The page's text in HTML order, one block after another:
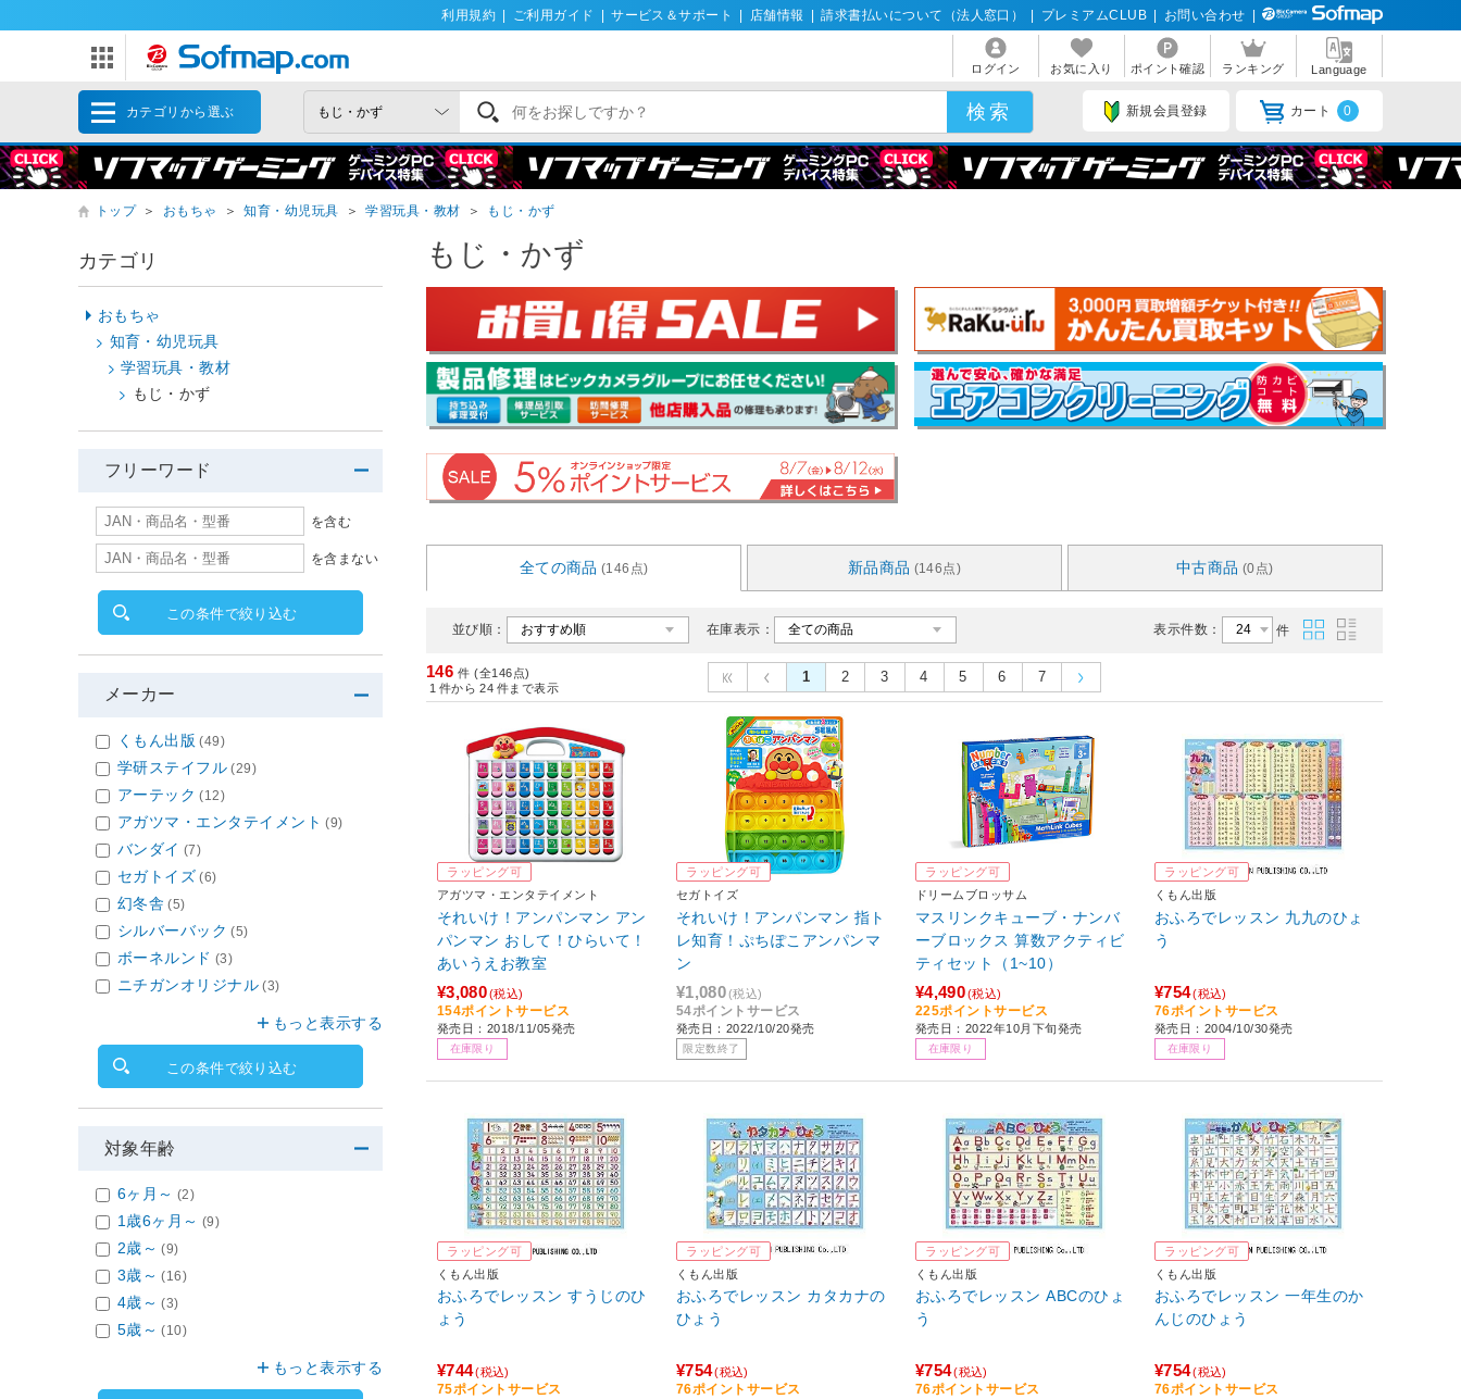
利用規約 ご利用ガイド サービス＆サポート 店舗情報 請求書払いについて（法人窓口） プレミアムCLUB お問い合わせ
ログイン お気に入り ポイント確認 ランキング Language
カテゴリから選ぶ 新規会員登録 カート 0
トップ ＞ おもちゃ ＞ 知育・幼児玩具 ＞ 学習玩具・教材 ＞ もじ・かず
もじ・かず
全ての商品 (146点) 新品商品 (146点) 中古商品 (0点)
並び順： 在庫表示： 表示件数： 件
146 件 (全146点)
1 件から 24 件まで表示
1 2 3 4 5 6 7
ラッピング可
アガツマ・エンタテイメント
それいけ！アンパンマン アン
パンマン おして！ひらいて！
あいうえお教室
¥3,080(税込)
154ポイントサービス
発売日：2018/11/05発売
在庫限り
ラッピング可
セガトイズ
それいけ！アンパンマン 指ト
レ知育！ぷちぽこアンパンマ
ン
¥1,080(税込)
54ポイントサービス
発売日：2022/10/20発売
限定数終了
ラッピング可
ドリームブロッサム
マスリンクキューブ・ナンバ
ーブロックス 算数アクティビ
ティセット（1~10）
¥4,490(税込)
225ポイントサービス
発売日：2022年10月下旬発売
在庫限り
ラッピング可
くもん出版
おふろでレッスン 九九のひょ
う
¥754(税込)
76ポイントサービス
発売日：2004/10/30発売
在庫限り
ラッピング可
くもん出版
おふろでレッスン すうじのひ
ょう
¥744(税込)
75ポイントサービス
ラッピング可
くもん出版
おふろでレッスン カタカナの
ひょう
¥754(税込)
76ポイントサービス
ラッピング可
くもん出版
おふろでレッスン ABCのひょ
う
¥754(税込)
76ポイントサービス
ラッピング可
くもん出版
おふろでレッスン 一年生のか
んじのひょう
¥754(税込)
76ポイントサービス
カテゴリ
おもちゃ
知育・幼児玩具
学習玩具・教材
もじ・かず
フリーワード
を含む
を含まない
この条件で絞り込む
メーカー
くもん出版 (49)
学研ステイフル (29)
アーテック (12)
アガツマ・エンタテイメント (9)
バンダイ (7)
セガトイズ (6)
幻冬舎 (5)
シルバーバック (5)
ボーネルンド (3)
ニチガンオリジナル (3)
もっと表示する
この条件で絞り込む
対象年齢
6ヶ月～ (2)
1歳6ヶ月～ (9)
2歳～ (9)
3歳～ (16)
4歳～ (3)
5歳～ (10)
もっと表示する